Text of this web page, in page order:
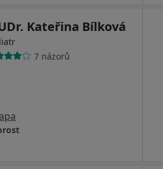
Kateřina Bílková
7 názorů